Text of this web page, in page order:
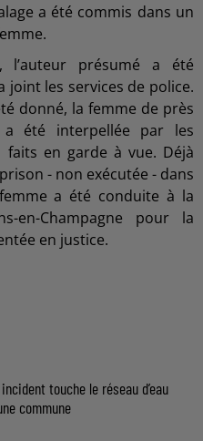
a été commis dans un
l’auteur présumé a été
joint les services de police.
donné, la femme de près
a été interpellée par les
en garde à vue. Déjà
- non exécutée - dans
a été conduite à la
en-Champagne pour la
en justice.
touche le réseau d’eau
commune